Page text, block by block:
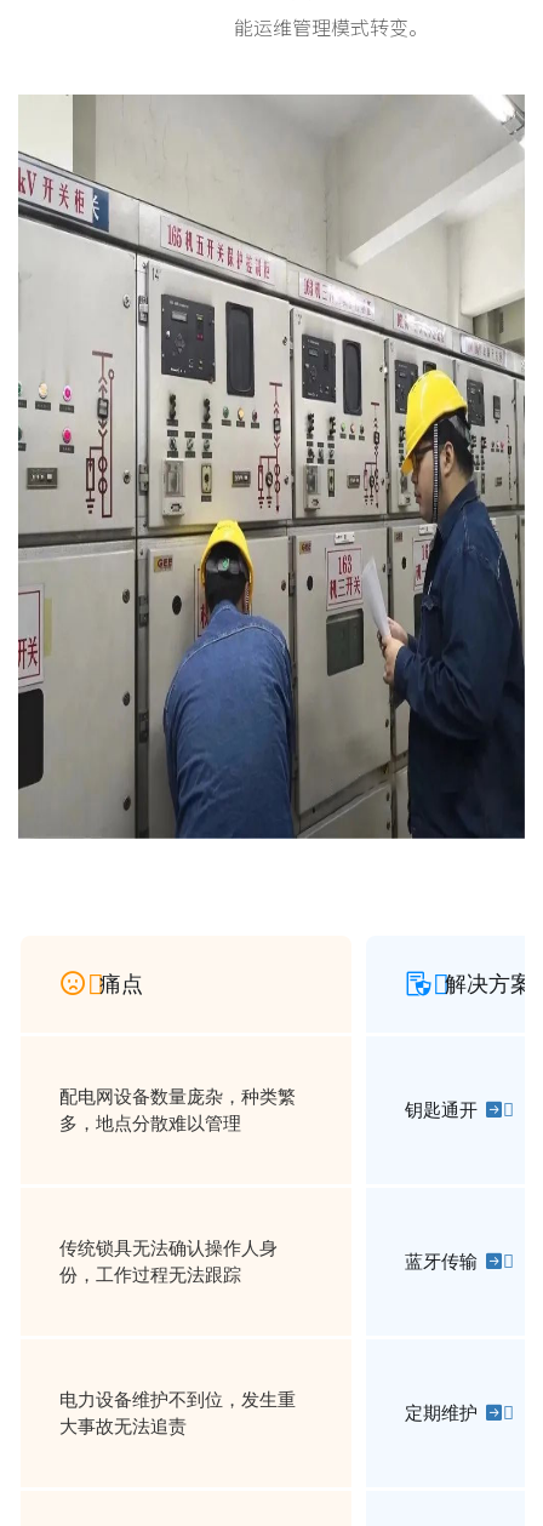
能运维管理模式转变。
痛点 解决方案
配电网设备数量庞杂，种类繁
多，地点分散难以管理
钥匙通开 
传统锁具无法确认操作人身
份，工作过程无法跟踪
蓝牙传输 
电力设备维护不到位，发生重
大事故无法追责
定期维护 